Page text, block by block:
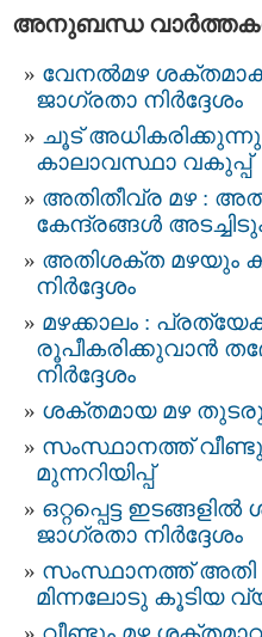
അനുബന്ധ
വേനൽമഴ
ജാഗ്രതാ നിർദ്ദേശം
ചൂട് അധികരിക്കുന്നു
കാലാവസ്ഥാ വകുപ്പ്
അതിതീവ്ര മഴ :
കേന്ദ്രങ്ങള്‍
അതിശക്ത മഴയും
നിർദ്ദേശം
മഴക്കാലം :
രൂപീകരിക്കുവാൻ
നിർദ്ദേശം
ശക്തമായ മഴ
സംസ്ഥാനത്ത്
മുന്നറിയിപ്പ്
ഒറ്റപ്പെട്ട
ജാഗ്രതാ നിർദ്ദേശം
സംസ്ഥാനത്ത് അതി
മിന്നലോടു കൂടിയ